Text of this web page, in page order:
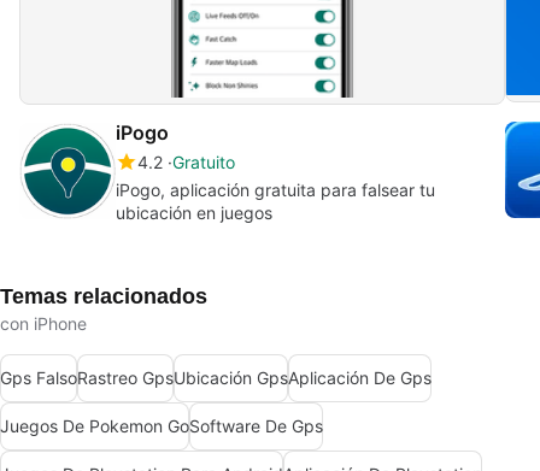
iPogo
4.2 Gratuito
iPogo, aplicación gratuita para falsear tu
ubicación en juegos
Temas relacionados
con iPhone
Gps FalsoRastreo GpsUbicación GpsAplicación De Gps
Juegos De Pokemon GoSoftware De Gps